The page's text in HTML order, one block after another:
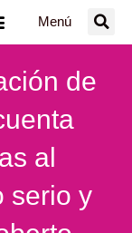
Menú
de
al
serio y